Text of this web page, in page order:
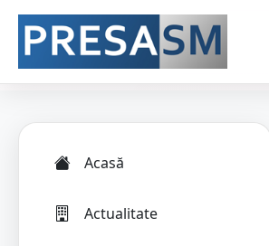
Acasă
Actualitate